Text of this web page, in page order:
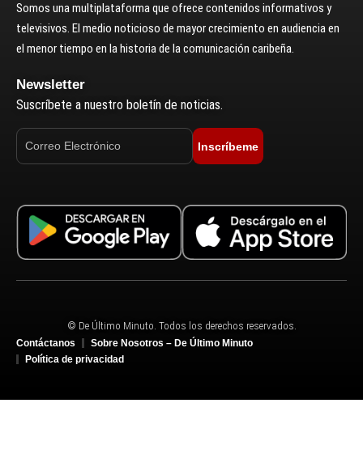
Somos una multiplataforma que ofrece contenidos informativos y
televisivos. El medio noticioso de mayor crecimiento en audiencia en
el menor tiempo en la historia de la comunicación caribeña.
Newsletter
Suscríbete a nuestro boletín de noticias.
Inscríbeme
© De Último Minuto. Todos los derechos reservados.
Contáctanos
Sobre Nosotros – De Último Minuto
Política de privacidad